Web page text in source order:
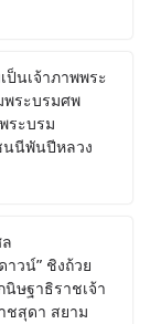
นเจ้าภาพพระ
ระบรมศพ
ระบรม
นีพันปีหลวง
าวน์” ชิงถ้วย
ษฐาธิราชเจ้า
ชสุดา สยาม